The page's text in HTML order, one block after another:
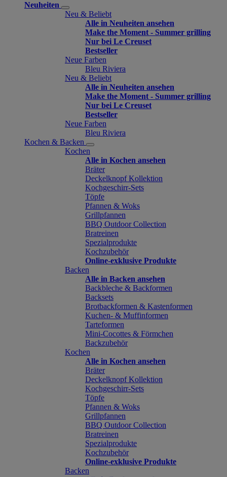
Neuheiten
Neu & Beliebt
Alle in Neuheiten ansehen
Make the Moment - Summer grilling
Nur bei Le Creuset
Bestseller
Neue Farben
Bleu Riviera
Neu & Beliebt
Alle in Neuheiten ansehen
Make the Moment - Summer grilling
Nur bei Le Creuset
Bestseller
Neue Farben
Bleu Riviera
Kochen & Backen
Kochen
Alle in Kochen ansehen
Bräter
Deckelknopf Kollektion
Kochgeschirr-Sets
Töpfe
Pfannen & Woks
Grillpfannen
BBQ Outdoor Collection
Bratreinen
Spezialprodukte
Kochzubehör
Online-exklusive Produkte
Backen
Alle in Backen ansehen
Backbleche & Backformen
Backsets
Brotbackformen & Kastenformen
Kuchen- & Muffinformen
Tarteformen
Mini-Cocottes & Förmchen
Backzubehör
Kochen
Alle in Kochen ansehen
Bräter
Deckelknopf Kollektion
Kochgeschirr-Sets
Töpfe
Pfannen & Woks
Grillpfannen
BBQ Outdoor Collection
Bratreinen
Spezialprodukte
Kochzubehör
Online-exklusive Produkte
Backen